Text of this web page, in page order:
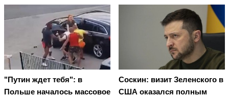
"Путин ждет тебя": в
Польше началось массовое
Соскин: визит Зеленского в
США оказался полным